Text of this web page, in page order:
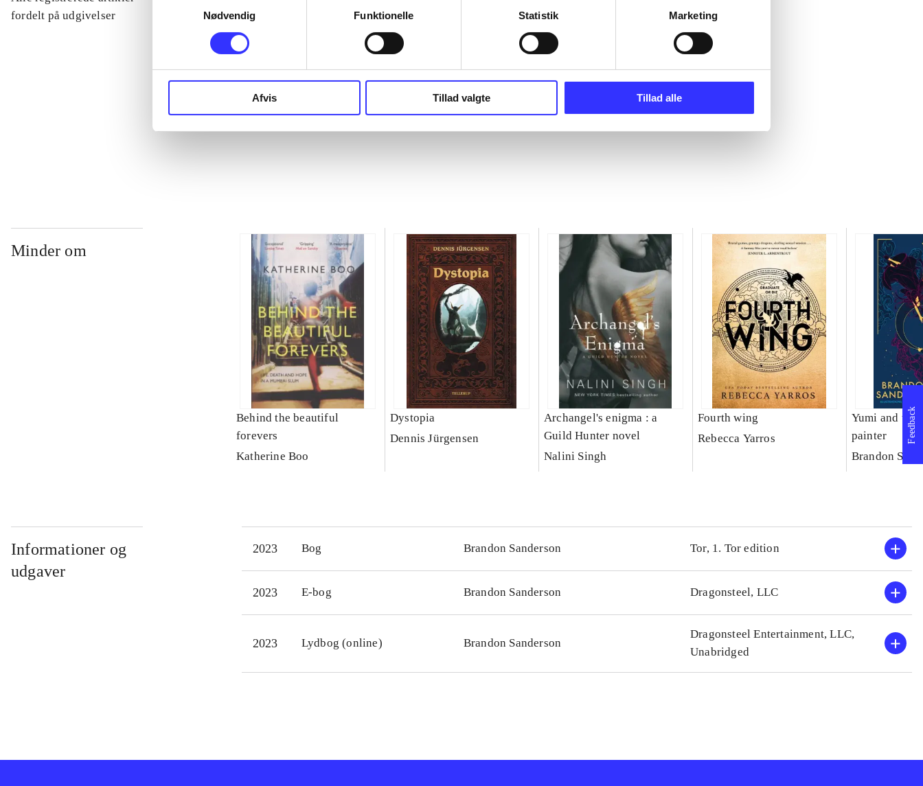
Nødvendig
Funktionelle Statistik Marketing
Afvis Tillad valgte Tillad alle
fordelt på udgivelser
...
Minder om
Behind the beautiful
forevers
Katherine Boo
Dystopia
Dennis Jürgensen
Archangel's enigma : a
Guild Hunter novel
Nalini Singh
Fourth wing
Rebecca Yarros
Yumi and the
painter
Brandon
Informationer og
udgaver
2023 Bog Brandon Sanderson Tor, 1. Tor edition
2023 E-bog Brandon Sanderson Dragonsteel, LLC
2023 Lydbog (online) Brandon Sanderson
Dragonsteel Entertainment, LLC,
Unabridged
Feedback